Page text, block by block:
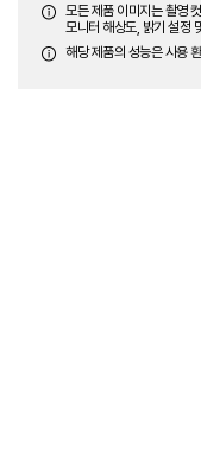
모든 제품 이미지는 촬영
모니터 해상도, 밝기 설정
해당 제품의 성능은 사용